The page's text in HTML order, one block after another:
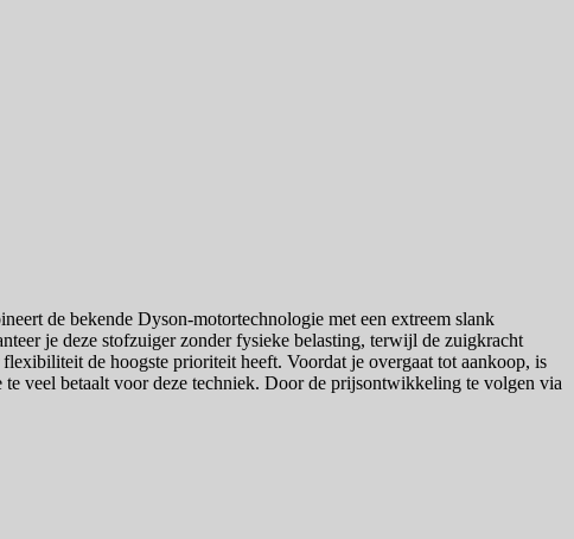
de bekende Dyson-motortechnologie met een extreem slank
je deze stofzuiger zonder fysieke belasting, terwijl de zuigkracht
de hoogste prioriteit heeft. Voordat je overgaat tot aankoop, is
veel betaalt voor deze techniek. Door de prijsontwikkeling te volgen via